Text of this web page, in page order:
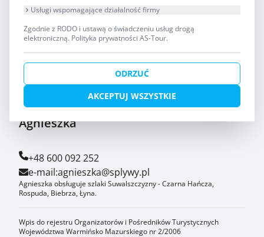
+48 608 319 014
iza@splywy.pl
Iza obsługuje szlak Krutyni, szlak Pisy, spływy indywidualne, spływy
dla szkół i kolonii.
Agnieszka
+48 600 092 252
e-mail:agnieszka@splywy.pl
Agnieszka obsługuje szlaki Suwalszczyzny - Czarna Hańcza,
Rospuda, Biebrza, Łyna.
Wpis do rejestru Organizatorów i Pośredników Turystycznych
Województwa Warmińsko Mazurskiego nr 2/2006
Usługi wspomagające działalność firmy
Zgodnie z RODO i ustawą o świadczeniu usług drogą
elektroniczną. Polityka prywatności AS-Tour.
ODRZUĆ
AKCEPTUJ WSZYSTKIE